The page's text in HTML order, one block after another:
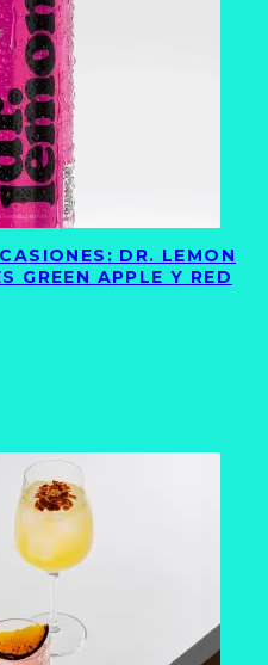
DR. LEMON
GREEN APPLE Y RED